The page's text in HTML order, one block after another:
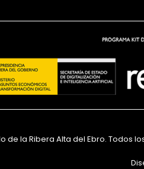
de la Ribera Alta del Ebro. Todos